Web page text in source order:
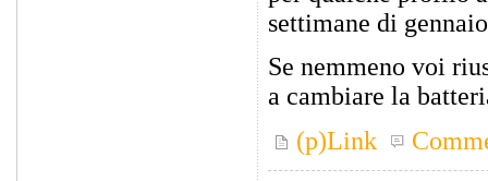
settimane di
Se nemmeno voi
a cambiare la
(p)Link